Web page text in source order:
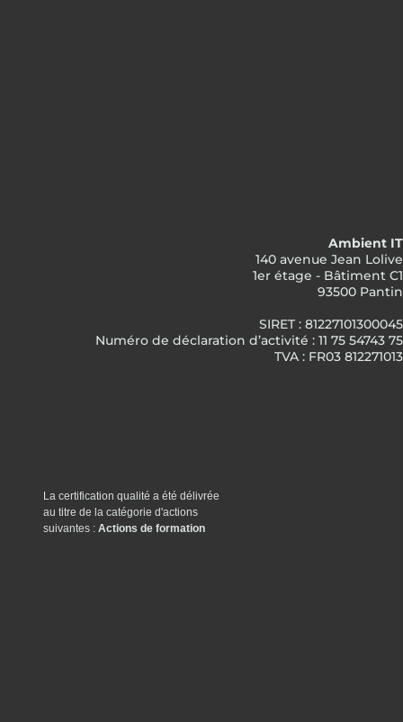
Ambient IT
140 avenue Jean Lolive
1er étage - Bâtiment C1
93500 Pantin
SIRET : 81227101300045
Numéro de déclaration d’activité : 11 75 54743 75
TVA : FR03 812271013
La certification qualité a été délivrée
au titre de la catégorie d'actions
suivantes : Actions de formation